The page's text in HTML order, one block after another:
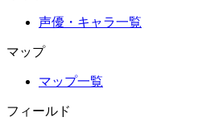
声優・キャラ一覧
マップ
マップ一覧
フィールド